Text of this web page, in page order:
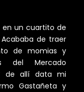
en un cuartito de
de traer
de momias y
del Mercado
de allí data mi
Gastañeta y